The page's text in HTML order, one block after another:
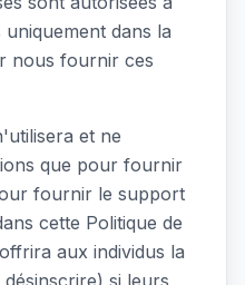
dans la
nous fournir ces
et ne
que pour fournir
fournir le support
cette Politique de
aux individus la
si leurs